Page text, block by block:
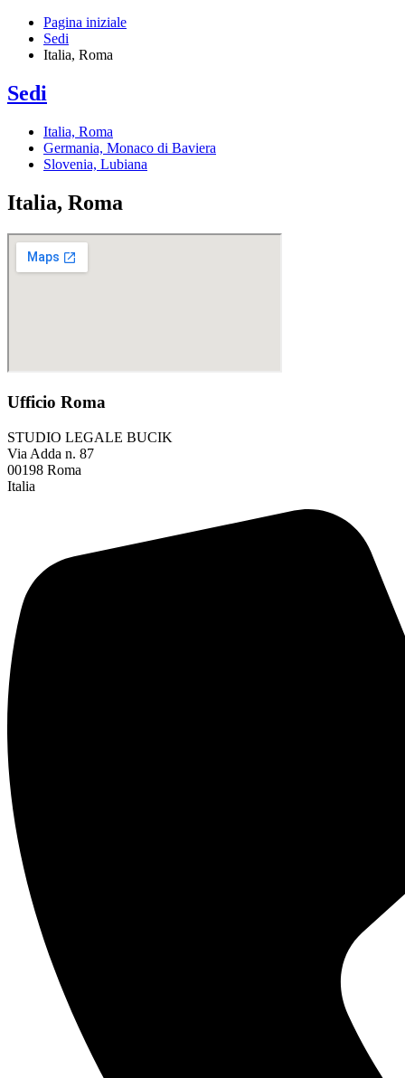
Pagina iniziale
Sedi
Italia, Roma
Sedi
Italia, Roma
Germania, Monaco di Baviera
Slovenia, Lubiana
Italia, Roma
Ufficio Roma
STUDIO LEGALE BUCIK
Via Adda n. 87
00198 Roma
Italia